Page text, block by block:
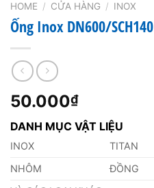
HOME / CỬA HÀNG / INOX
Ống Inox DN600/SCH140
50.000₫
DANH MỤC VẬT LIỆU
INOX TITAN
NHÔM
ĐỒNG